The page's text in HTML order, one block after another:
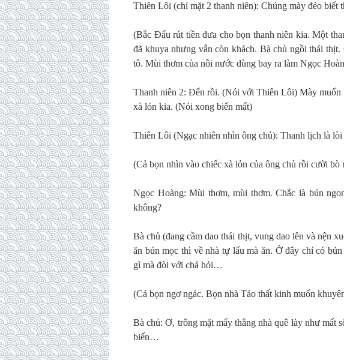
Thiên Lôi (chỉ mặt 2 thanh niên): Chúng mày đéo biết
(Bắc Đẩu rút tiền đưa cho bọn thanh niên kia. Một
đã khuya nhưng vẫn còn khách. Bà chủ ngồi thái
tô. Mùi thơm của nồi nước dùng bay ra làm Ngọc
Thanh niên 2: Đến rồi. (Nói với Thiên Lôi) Mày muốn
xà lỏn kia. (Nói xong biến mất)
Thiên Lôi (Ngạc nhiên nhìn ông chủ): Thanh lịch là lòi
(Cả bọn nhìn vào chiếc xà lỏn của ông chủ rồi cười bò
Ngọc Hoàng: Mùi thơm, mùi thơm. Chắc là bún
không?
Bà chủ (đang cầm dao thái thịt, vung dao lên và nện
ăn bún mọc thì về nhà tự lấu mà ăn. Ở đây chỉ có
gì mà đòi với chả hỏi…
(Cả bọn ngơ ngác. Bọn nhà Táo thất kinh muốn
Bà chủ: Ơ, trông mặt mấy thằng nhà quê lày như mất
biến…